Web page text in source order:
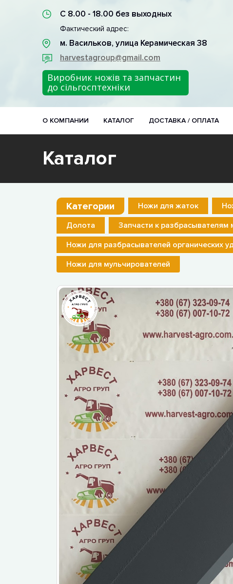
С 8.00 - 18.00 без выходных
Фактический адрес:
м. Васильков, улица Керамическая 38
harvestagroup@gmail.com
Виробник ножів та запчастин
до сільгосптехніки
О КОМПАНИИ КАТАЛОГ ДОСТАВКА / ОПЛАТА
Каталог
Категории Ножи для жаток
Долота
Запчасти к
Ножи для разбрасывателей органических
Ножи для мульчирователей